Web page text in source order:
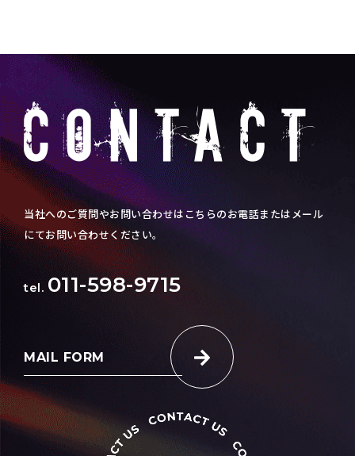
当社へのご質問やお問い合わせはこちらのお電話またはメール
にてお問い合わせください。
tel. 011-598-9715
MAIL FORM